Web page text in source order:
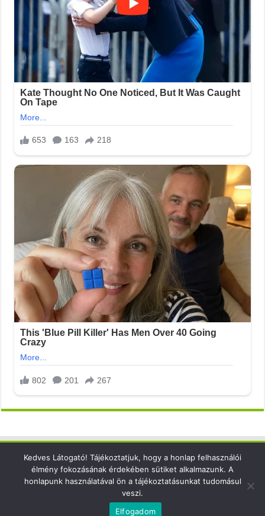
Elérhetőség
Kedves Látogató! Tájékoztatjuk, hogy a honlap felhasználói
élmény fokozásának érdekében sütiket alkalmazunk. A
honlapunk használatával ön a tájékoztatásunkat tudomásul
veszi.
Elfogadom